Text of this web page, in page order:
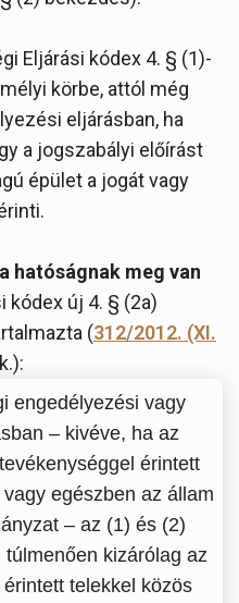
Eljárási kódex 4. § (1)-
körbe, attól még
eljárásban, ha
a jogszabályi előírást
épület a jogát vagy
hatóságnak meg van
kódex új 4. § (2a)
(312/2012. (XI.
engedélyezési vagy
– kivéve, ha az
érintett
egészben az állam
– az (1) és (2)
kizárólag az
telekkel közös